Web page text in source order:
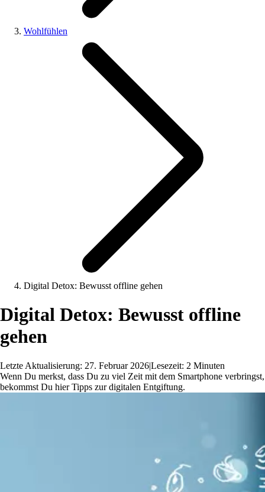
Wohlfühlen
Digital Detox: Bewusst offline gehen
Digital Detox: Bewusst offline
gehen
Letzte Aktualisierung: 27. Februar 2026|Lesezeit: 2 Minuten
Wenn Du merkst, dass Du zu viel Zeit mit dem Smartphone verbringst,
bekommst Du hier Tipps zur digitalen Entgiftung.